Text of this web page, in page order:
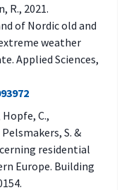
alue
ja sijainti)?
aiheuttavat
siten, että
R., 2021.
of Nordic old and
weather
Applied Sciences,
C.,
S. &
residential
Europe. Building